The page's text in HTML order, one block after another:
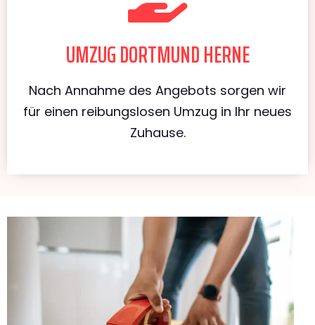
UMZUG DORTMUND HERNE
Nach Annahme des Angebots sorgen wir
für einen reibungslosen Umzug in Ihr neues
Zuhause.